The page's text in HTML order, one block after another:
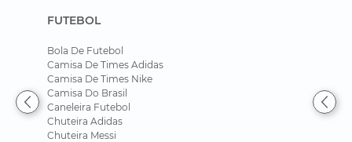
FUTEBOL
Bola De Futebol
Camisa De Times Adidas
Camisa De Times Nike
Camisa Do Brasil
Caneleira Futebol
Chuteira Adidas
Chuteira Messi